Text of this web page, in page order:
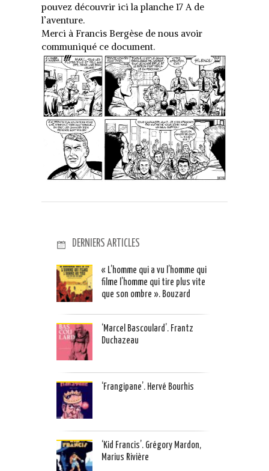
pouvez découvrir ici la planche 17 A de
l’aventure.
Merci à Francis Bergèse de nous avoir
communiqué ce document.
DERNIERS ARTICLES
« L’homme qui a vu l’homme qui
filme l’homme qui tire plus vite
que son ombre ». Bouzard
‘Marcel Bascoulard’. Frantz
Duchazeau
‘Frangipane’. Hervé Bourhis
‘Kid Francis’. Grégory Mardon,
Marius Rivière